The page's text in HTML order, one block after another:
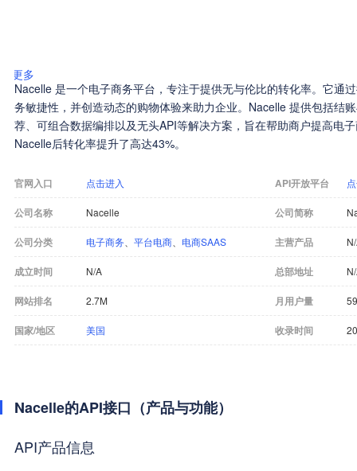
更多
Nacelle 是一个电子商务平台，专注于提供无与伦比的转化率。它通
务敏捷性，并创造动态的购物体验来助力企业。Nacelle 提供包括结
荐、可组合数据编排以及无头API等解决方案，旨在帮助商户提高电
Nacelle后转化率提升了高达43%。
官网入口 点击进入 API开放平台
公司名称 Nacelle 公司简称
公司分类 电子商务 平台电商 电商SAAS 主营产品
成立时间 N/A 总部地址
网站排名 2.7M 月用户量
国家/地区 美国 收录时间
Nacelle的API接口（产品与功能）
API产品信息